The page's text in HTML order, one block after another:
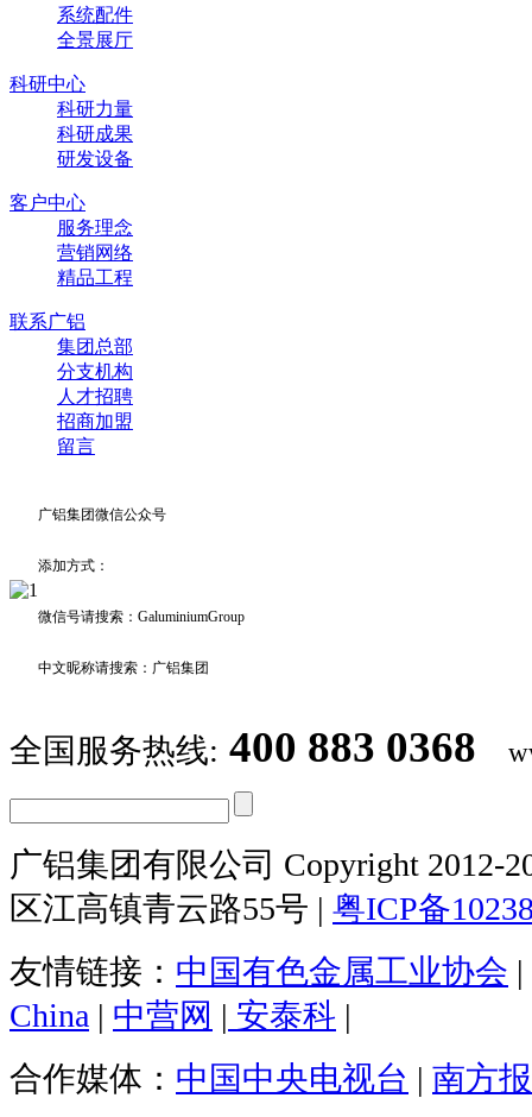
系统配件
全景展厅
科研中心
科研力量
科研成果
研发设备
客户中心
服务理念
营销网络
精品工程
联系广铝
集团总部
分支机构
人才招聘
招商加盟
留言
广铝集团微信公众号
添加方式：
微信号请搜索：GaluminiumGroup
中文昵称请搜索：广铝集团
全国服务热线: 400 883 0368
广铝集团有限公司 Copyright 2012-
区江高镇青云路55号 | 粤ICP备
友情链接： 中国有色金属工业协会 |
China | 中营网 | 安泰科 |
合作媒体： 中国中央电视台 | 南方